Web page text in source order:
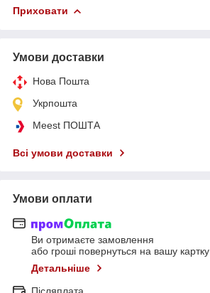
Приховати
Умови доставки
Нова Пошта
Укрпошта
Meest ПОШТА
Всі умови доставки
Умови оплати
Ви отримаєте замовлення
або гроші повернуться на вашу картку
Детальніше